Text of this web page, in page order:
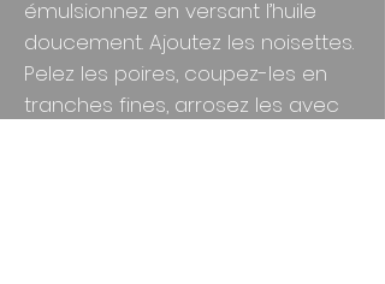
émulsionnez en versant l’huile
doucement. Ajoutez les noisettes.
Pelez les poires, coupez-les en
tranches fines, arrosez les avec